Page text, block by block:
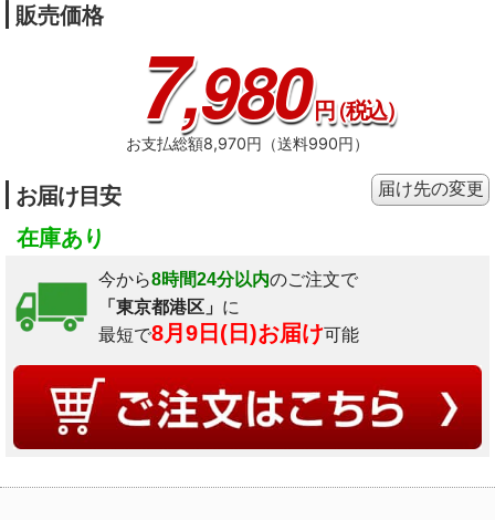
販売価格
7,980円（税込）
お支払総額8,970円（送料990円）
お届け目安
在庫あり
今から8時間24分以内のご注文で
「東京都港区」 に
最短で8月9日(日)お届け可能
届け先の変更